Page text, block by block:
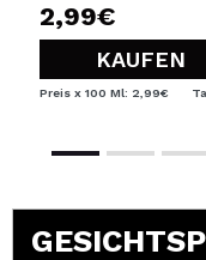
2,99€
KAUFEN
Preis x 100 Ml: 2,99€